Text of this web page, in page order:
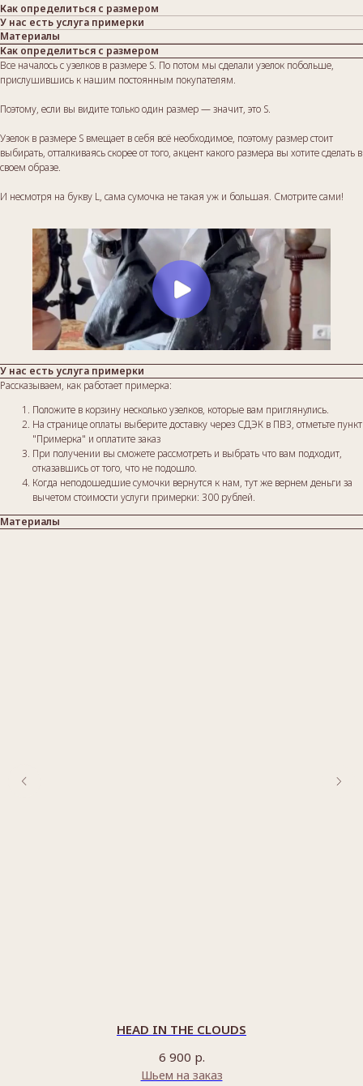
Как определиться с размером
У нас есть услуга примерки
Материалы
Как определиться с размером
Все началось с узелков в размере S. По потом мы сделали узелок побольше,
прислушившись к нашим постоянным покупателям.
Поэтому, если вы видите только один размер — значит, это S.
Узелок в размере S вмещает в себя всё необходимое, поэтому размер стоит
выбирать, отталкиваясь скорее от того, акцент какого размера вы хотите сделать в
своем образе.
И несмотря на букву L, сама сумочка не такая уж и большая. Смотрите сами!
У нас есть услуга примерки
Рассказываем, как работает примерка:
Положите в корзину несколько узелков, которые вам приглянулись.
На странице оплаты выберите доставку через СДЭК в ПВЗ, отметьте пункт
"Примерка" и оплатите заказ
При получении вы сможете рассмотреть и выбрать что вам подходит,
отказавшись от того, что не подошло.
Когда неподошедшие сумочки вернутся к нам, тут же вернем деньги за
вычетом стоимости услуги примерки: 300 рублей.
Материалы
HEAD IN THE CLOUDS
6 900 р.